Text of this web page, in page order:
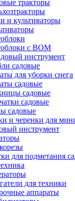
тракторы
и культиваторы
с ВОМ
инструмент
садовые
для уборки снега
садовые
садовые
садовые
садовые
и черенки для
инструмент
для подметания
для техники
аппараты